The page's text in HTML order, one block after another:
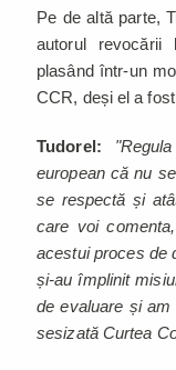
Pe de altă parte,
autorul
plasând într-un
CCR, deși el a
Tudorel:
european că nu
se respectă și
care voi
acestui proces de
și-au împlinit
de evaluare și
sesizată Curtea